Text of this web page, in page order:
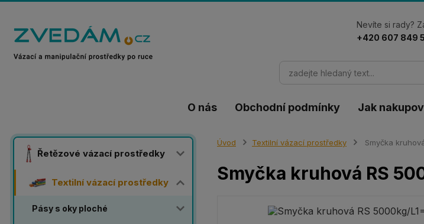
O nás Obchodní podmínky Jak
Nevíte si rady?
+420 607 849
Řetězové vázací prostředky
Textilní vázací prostředky
Pásy s oky ploché
Úvod Textilní vázací prostředky Smyčka
Smyčka kruhová RS